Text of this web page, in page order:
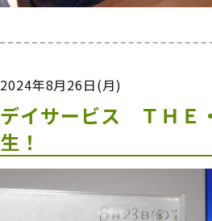
2024年8月26日(月)
デイサービス ＴＨ
生！